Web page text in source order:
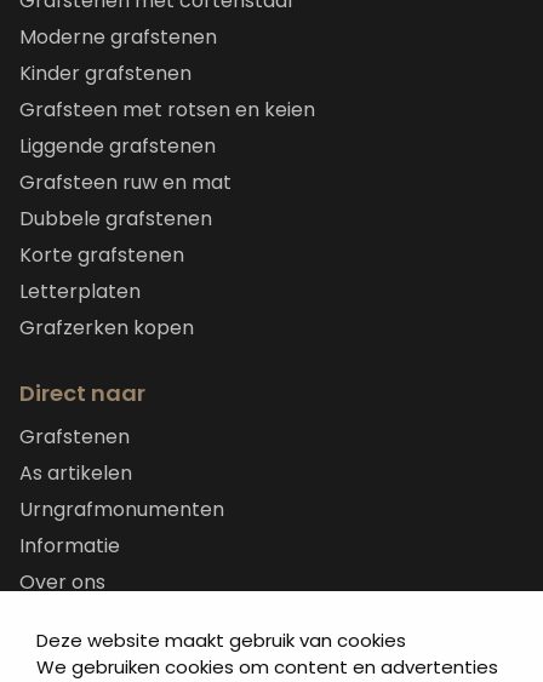
Deze website maakt gebruik van cookies
We gebruiken cookies om content en advertenties
Moderne grafstenen
Kinder grafstenen
Grafsteen met rotsen en keien
Liggende grafstenen
Grafsteen ruw en mat
Dubbele grafstenen
Korte grafstenen
Letterplaten
Grafzerken kopen
Direct naar
Grafstenen
As artikelen
Urngrafmonumenten
Informatie
Over ons
Artea in de buurt